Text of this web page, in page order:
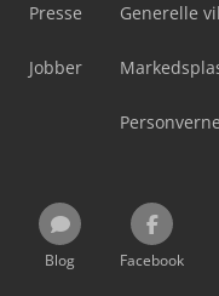
Presse
Jobber
Generelle
Blog Facebook